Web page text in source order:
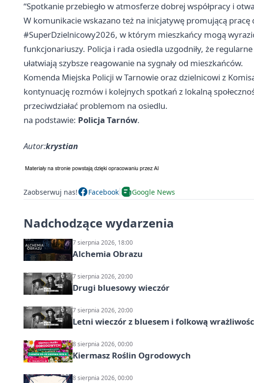
“Spotkanie przebiegło w atmosferze dobrej współpracy i
W komunikacie wskazano też na inicjatywę promującą pracę
#SuperDzielnicowy2026, w którym mieszkańcy mogą
funkcjonariuszy. Policja i rada osiedla uzgodniły, że
ułatwiają szybsze reagowanie na sygnały od mieszkańców.
Komenda Miejska Policji w Tarnowie oraz dzielnicowi z
kontynuację rozmów i kolejnych spotkań z lokalną
przeciwdziałać problemom na osiedlu.
na podstawie: Policja Tarnów.
Autor:krystian
Zaobserwuj nas! Facebook Google News
Nadchodzące wydarzenia
7 sierpnia 2026, 18:00
Alchemia Obrazu
7 sierpnia 2026, 20:00
Drugi bluesowy wieczór
7 sierpnia 2026, 20:00
Letni wieczór z bluesem i folkową
8 sierpnia 2026, 00:00
Kiermasz Roślin Ogrodowych
8 sierpnia 2026, 00:00